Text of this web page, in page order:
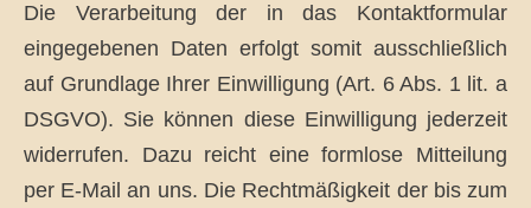
Die Verarbeitung der in das Kontaktformular
eingegebenen Daten erfolgt somit ausschließlich
auf Grundlage Ihrer Einwilligung (Art. 6 Abs. 1 lit. a
DSGVO). Sie können diese Einwilligung jederzeit
widerrufen. Dazu reicht eine formlose Mitteilung
per E-Mail an uns. Die Rechtmäßigkeit der bis zum